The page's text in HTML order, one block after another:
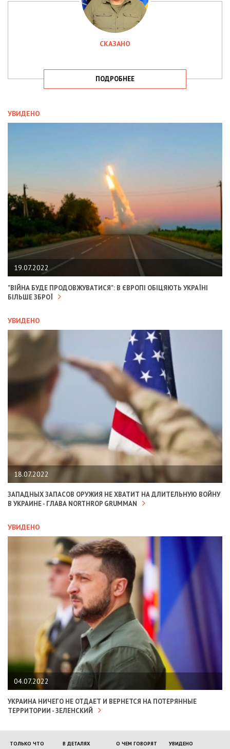
СКАЗАНО
ПОДРОБНЕЕ
УВИДЕНО
19.07.2022
"ВІЙНА БУДЕ ПРОДОВЖУВАТИСЯ": В ЄВРОПІ ОБІЦЯЮТЬ УКРАЇНІ
БІЛЬШЕ ЗБРОЇ
УВИДЕНО
18.07.2022
ЗАПАДНЫХ ЗАПАСОВ ОРУЖИЯ НЕ ХВАТИТ НА ДЛИТЕЛЬНУЮ ВОЙНУ
В УКРАИНЕ - ГЛАВА NORTHROP GRUMMAN
УВИДЕНО
04.07.2022
УКРАИНА НИЧЕГО НЕ ОТДАЕТ И ВЕРНЕТСЯ НА ПОТЕРЯННЫЕ
ТЕРРИТОРИИ - ЗЕЛЕНСКИЙ
ТОЛЬКО ЧТО В ДЕТАЛЯХ О ЧЕМ ГОВОРЯТ УВИДЕНО